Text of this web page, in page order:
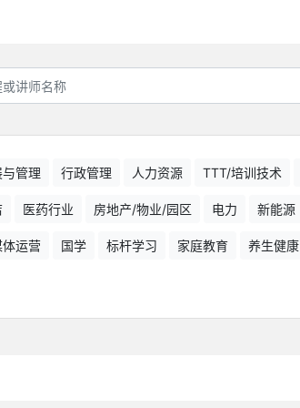
管理 行政管理 人力资源 TTT/培训技术
医药行业 房地产/物业/园区 电力 新能源
运营 国学 标杆学习 家庭教育 养生健康